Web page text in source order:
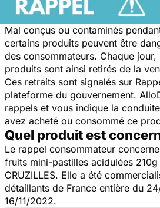
Mal conçus ou contaminés
certains produits peuvent être
des consommateurs. Chaque
produits sont ainsi retirés de la
Ces retraits sont signalés sur
plateforme du gouvernement.
rappels et vous indique la
avez acheté ou consommé ce
Quel produit est
Le rappel consommateur
fruits mini-pastilles acidulées
CRUZILLES. Elle a été
détaillants de France entière du
16/11/2022.